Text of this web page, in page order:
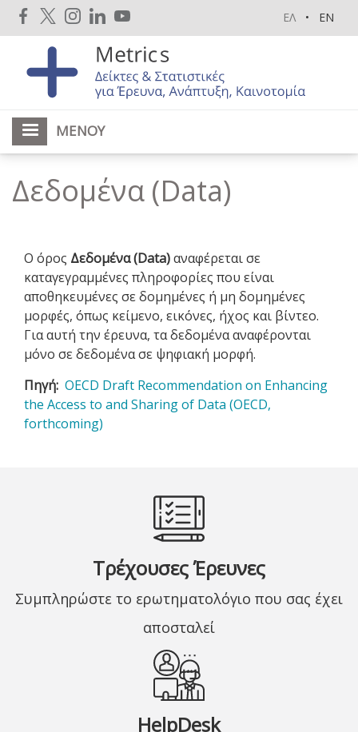
Παράκαμψη
προς
κυρίως
ΕΛ EN
ΜΕΝΟΎ
Δεδομένα (Data)
Ο όρος Δεδομένα (Data)αναφέρεται σε
καταγεγραμμένες πληροφορίες που είναι
αποθηκευμένες σε δομημένες ή μη δομημένες
μορφές, όπως κείμενο, εικόνες, ήχος και βίντεο.
Για αυτή την έρευνα, τα δεδομένα αναφέρονται
μόνο σε δεδομένα σε ψηφιακή μορφή.
Πηγή OECD Draft Recommendation on Enhancing
the Access to and Sharing of Data (OECD,
forthcoming)
Τρέχουσες Έρευνες
Συμπληρώστε το ερωτηματολόγιο που σας έχει
αποσταλεί
HelpDesk